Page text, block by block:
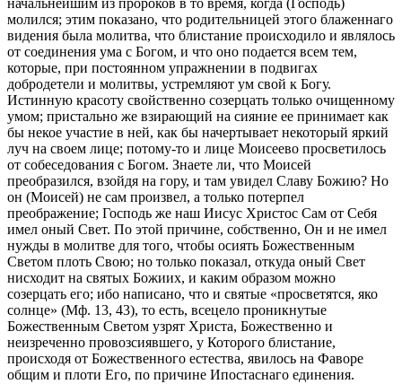
молился; этим показано, что родительницей этого блаженнаго
видения была молитва, что блистание происходило и являлось
от соединения ума с Богом, и что оно подается всем тем,
которые, при постоянном упражнении в подвигах
добродетели и молитвы, устремляют ум свой к Богу.
Истинную красоту свойственно созерцать только очищенному
умом; пристально же взирающий на сияние ее принимает как
бы некое участие в ней, как бы начертывает некоторый яркий
луч на своем лице; потому-то и лице Моисеево просветилось
от собеседования с Богом. Знаете ли, что Моисей
преобразился, взойдя на гору, и там увидел Славу Божию? Но
он (Моисей) не сам произвел, а только потерпел
преображение; Господь же наш Иисус Христос Сам от Себя
имел оный Свет. По этой причине, собственно, Он и не имел
нужды в молитве для того, чтобы осиять Божественным
Светом плоть Свою; но только показал, откуда оный Свет
нисходит на святых Божиих, и каким образом можно
созерцать его; ибо написано, что и святые «просветятся, яко
солнце» (Мф. 13, 43), то есть, всецело проникнутые
Божественным Светом узрят Христа, Божественно и
неизреченно провозсиявшего, у Которого блистание,
происходя от Божественного естества, явилось на Фаворе
общим и плоти Его, по причине Ипостаснаго единения.